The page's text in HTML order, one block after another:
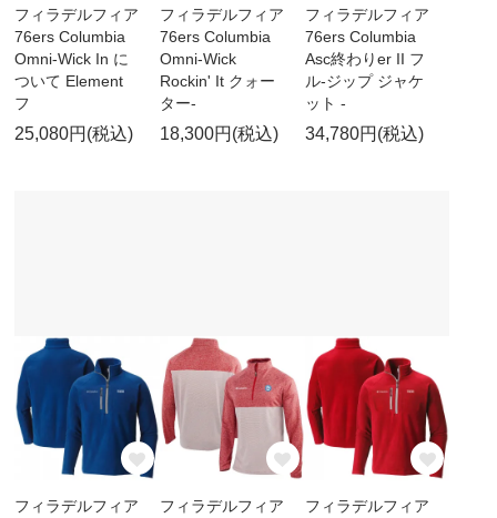
フィラデルフィア
76ers Columbia
Omni-Wick In に
ついて Element
フ
25,080円(税込)
フィラデルフィア
76ers Columbia
Omni-Wick
Rockin' It クォー
ター-
18,300円(税込)
フィラデルフィア
76ers Columbia
Asc終わりer II フ
ル-ジップ ジャケ
ット -
34,780円(税込)
フィラデルフィア
フィラデルフィア
フィラデルフィア